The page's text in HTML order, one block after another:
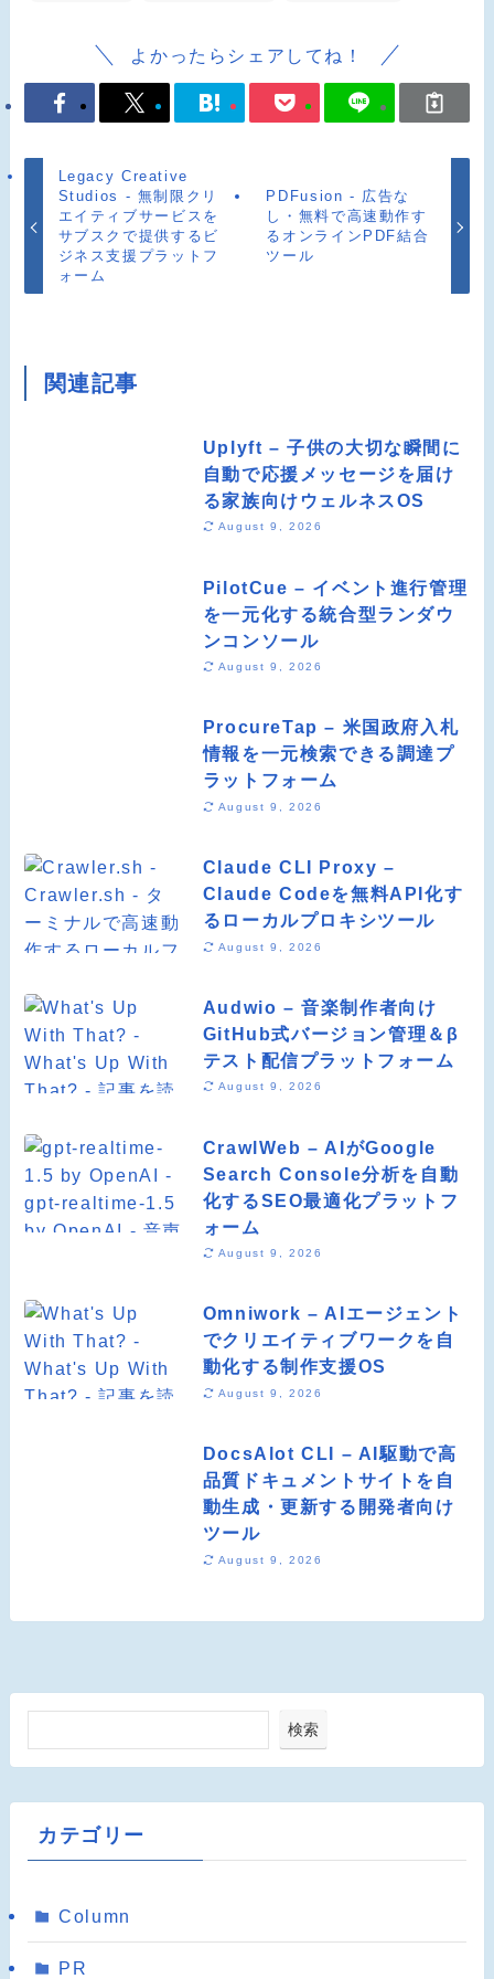
よかったらシェアしてね！
Legacy Creative
Studios - 無制限クリ
エイティブサービスを
サブスクで提供するビ
ジネス支援プラットフ
ォーム
PDFusion - 広告な
し・無料で高速動作す
るオンラインPDF結合
ツール
関連記事
Uplyft – 子供の大切な瞬間に
自動で応援メッセージを届け
る家族向けウェルネスOS
August 9, 2026
PilotCue – イベント進行管理
を一元化する統合型ランダウ
ンコンソール
August 9, 2026
ProcureTap – 米国政府入札
情報を一元検索できる調達プ
ラットフォーム
August 9, 2026
Claude CLI Proxy –
Claude Codeを無料API化す
るローカルプロキシツール
August 9, 2026
Audwio – 音楽制作者向け
GitHub式バージョン管理＆β
テスト配信プラットフォーム
August 9, 2026
CrawlWeb – AIがGoogle
Search Console分析を自動
化するSEO最適化プラットフ
ォーム
August 9, 2026
Omniwork – AIエージェント
でクリエイティブワークを自
動化する制作支援OS
August 9, 2026
DocsAlot CLI – AI駆動で高
品質ドキュメントサイトを自
動生成・更新する開発者向け
ツール
August 9, 2026
検索
カテゴリー
Column
PR